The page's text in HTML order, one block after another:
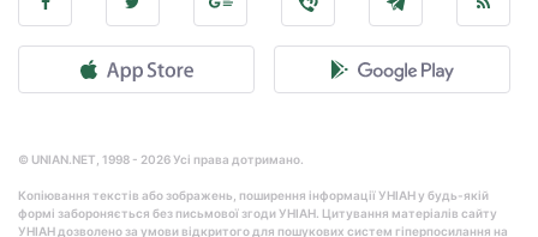
© UNIAN.NET, 1998 - 2026 Усі права дотримано.
Копіювання текстів або зображень, поширення інформації УНІАН у будь-якій
формі забороняється без письмової згоди УНІАН. Цитування матеріалів сайту
УНІАН дозволено за умови відкритого для пошукових систем гіперпосилання на